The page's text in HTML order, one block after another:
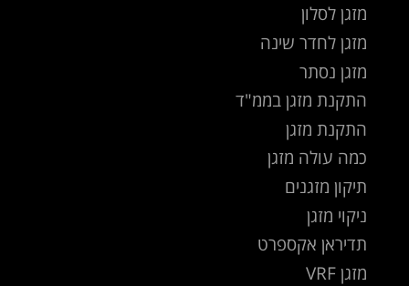
מזגן לסלון
מזגן לחדר שינה
מזגן נסתר
התקנת מזגן בממ"ד
התקנת מזגן
כמה עולה מזגן
תיקון מזגנים
ניקוי מזגן
תדיראן אקספרט
מזגן VRF